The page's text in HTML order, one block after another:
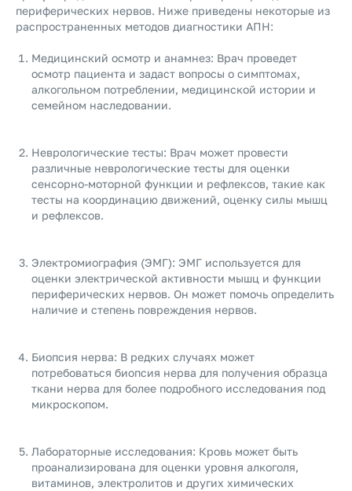
периферических нервов. Ниже приведены некоторые из
распространенных методов диагностики АПН:
Медицинский осмотр и анамнез: Врач проведет
осмотр пациента и задаст вопросы о симптомах,
алкогольном потреблении, медицинской истории и
семейном наследовании.
Неврологические тесты: Врач может провести
различные неврологические тесты для оценки
сенсорно-моторной функции и рефлексов, такие как
тесты на координацию движений, оценку силы мышц
и рефлексов.
Электромиография (ЭМГ): ЭМГ используется для
оценки электрической активности мышц и функции
периферических нервов. Он может помочь определить
наличие и степень повреждения нервов.
Биопсия нерва: В редких случаях может
потребоваться биопсия нерва для получения образца
ткани нерва для более подробного исследования под
микроскопом.
Лабораторные исследования: Кровь может быть
проанализирована для оценки уровня алкоголя,
витаминов, электролитов и других химических